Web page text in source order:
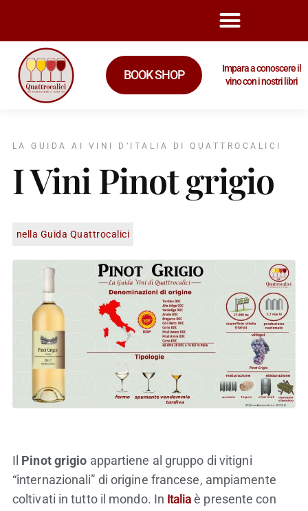
BOOK SHOP
Impara a conoscere il
vino con i nostri libri
LA GUIDA AI VINI D’ITALIA DI QUATTROCALICI
I Vini Pinot grigio
nella Guida Quattrocalici
Il Pinot grigio appartiene al gruppo di vitigni
“internazionali” di origine francese, ampiamente
coltivati in tutto il mondo. In Italiaè presente con